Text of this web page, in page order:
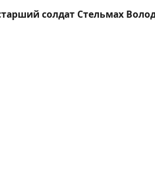
солдат Стельмах